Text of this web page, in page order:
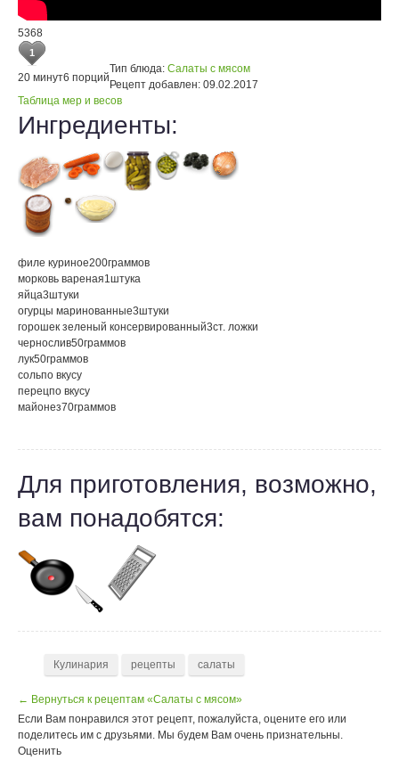
5368
1
20 минут6 порций
Тип блюда: Салаты с мясом
Рецепт добавлен: 09.02.2017
Таблица мер и весов
Ингредиенты:
филе куриное200граммов
морковь вареная1штука
яйца3штуки
огурцы маринованные3штуки
горошек зеленый консервированный3ст. ложки
чернослив50граммов
лук50граммов
сольпо вкусу
перецпо вкусу
майонез70граммов
Для приготовления, возможно,
вам понадобятся:
Кулинария рецепты салаты
← Вернуться к рецептам «Салаты с мясом»
Если Вам понравился этот рецепт, пожалуйста, оцените его или
поделитесь им с друзьями. Мы будем Вам очень признательны.
Оценить